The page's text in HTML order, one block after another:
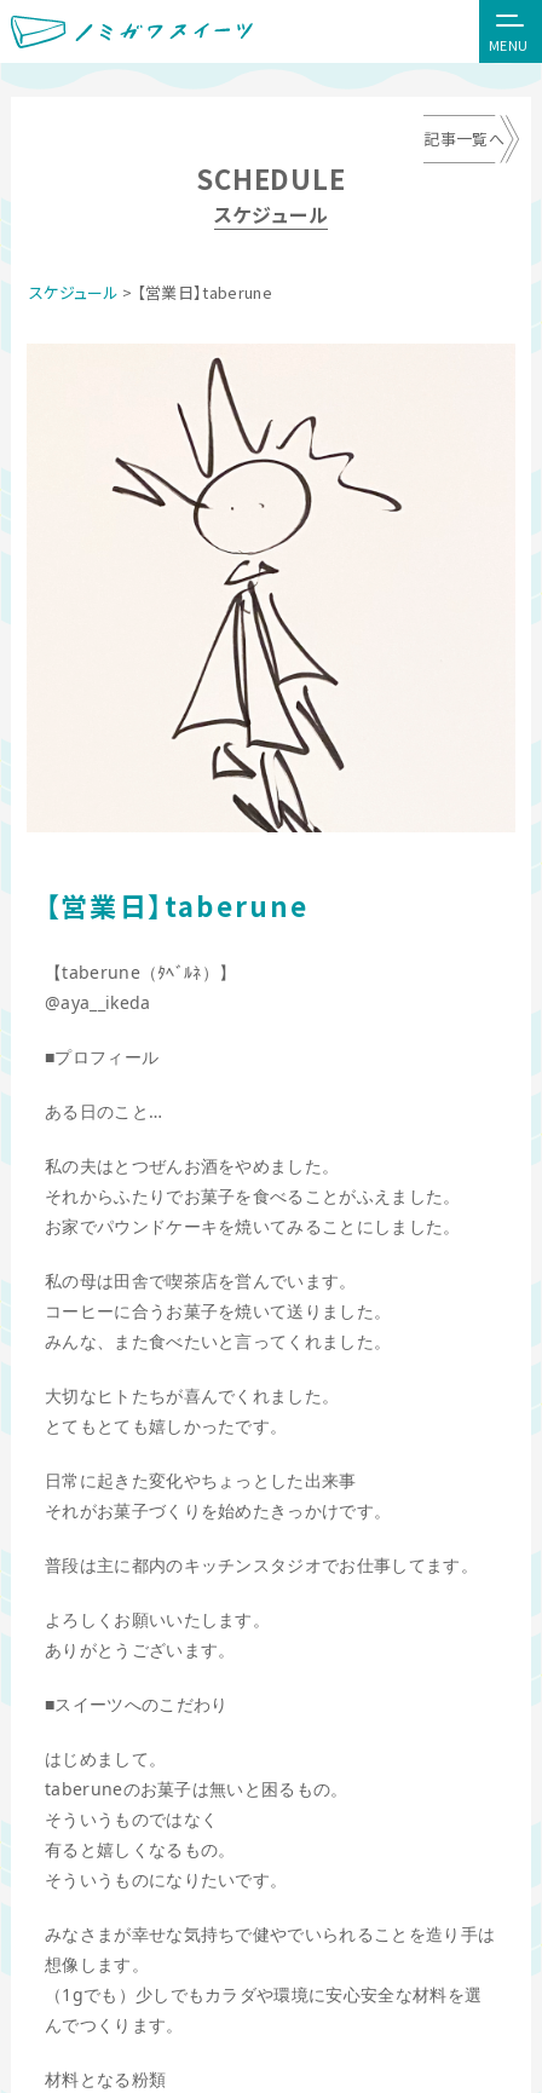
MENU
SCHEDULE
スケジュール
記事一覧へ
スケジュール > 【営業日】taberune
【営業日】taberune
【taberune（ﾀﾍﾞﾙﾈ）】
@aya__ikeda
■プロフィール
ある日のこと…
私の夫はとつぜんお酒をやめました。
それからふたりでお菓子を食べることがふえました。
お家でパウンドケーキを焼いてみることにしました。
私の母は田舎で喫茶店を営んでいます。
コーヒーに合うお菓子を焼いて送りました。
みんな、また食べたいと言ってくれました。
大切なヒトたちが喜んでくれました。
とてもとても嬉しかったです。
日常に起きた変化やちょっとした出来事
それがお菓子づくりを始めたきっかけです。
普段は主に都内のキッチンスタジオでお仕事してます。
よろしくお願いいたします。
ありがとうございます。
■スイーツへのこだわり
はじめまして。
taberuneのお菓子は無いと困るもの。
そういうものではなく
有ると嬉しくなるもの。
そういうものになりたいです。
みなさまが幸せな気持ちで健やでいられることを造り手は
想像します。
（1gでも）少しでもカラダや環境に安心安全な材料を選
んでつくります。
材料となる粉類